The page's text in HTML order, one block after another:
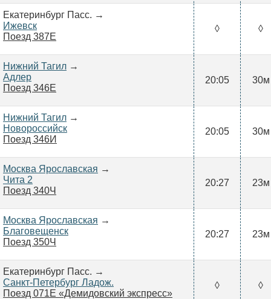
Екатеринбург Пасс. →
Ижевск
Поезд 387Е
◊ ◊
Нижний Тагил →
Адлер
Поезд 346Е
20:05 30м
Нижний Тагил →
Новороссийск
Поезд 346И
20:05 30м
Москва Ярославская →
Чита 2
Поезд 340Ч
20:27 23м
Москва Ярославская →
Благовещенск
Поезд 350Ч
20:27 23м
Екатеринбург Пасс. →
Санкт-Петербург Ладож.
Поезд 071Е «Демидовский экспресс»
◊ ◊